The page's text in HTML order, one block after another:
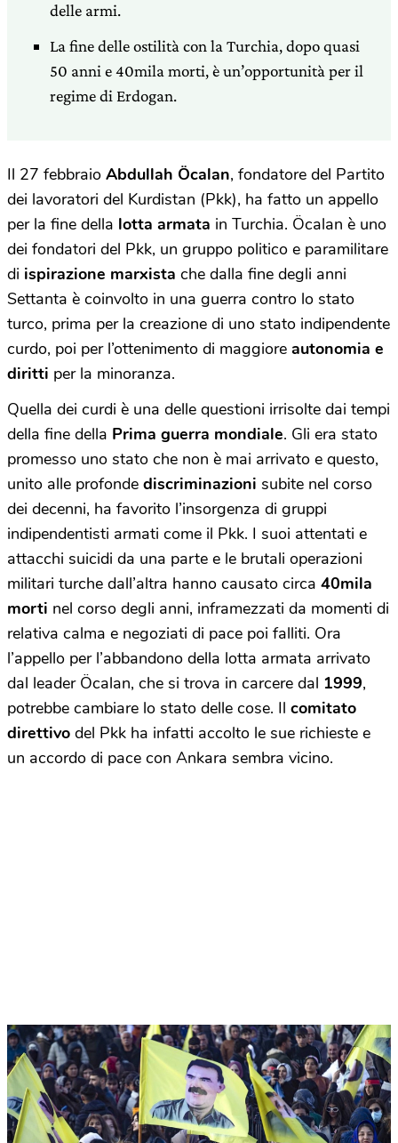
delle armi.
La fine delle ostilità con la Turchia, dopo quasi
50 anni e 40mila morti, è un’opportunità per il
regime di Erdogan.
Il 27 febbraio Abdullah Öcalan, fondatore del Partito
dei lavoratori del Kurdistan (Pkk), ha fatto un appello
per la fine della lotta armata in Turchia. Öcalan è uno
dei fondatori del Pkk, un gruppo politico e paramilitare
di ispirazione marxista che dalla fine degli anni
Settanta è coinvolto in una guerra contro lo stato
turco, prima per la creazione di uno stato indipendente
curdo, poi per l’ottenimento di maggiore autonomia e
diritti per la minoranza.
Quella dei curdi è una delle questioni irrisolte dai tempi
della fine della Prima guerra mondiale. Gli era stato
promesso uno stato che non è mai arrivato e questo,
unito alle profonde discriminazioni subite nel corso
dei decenni, ha favorito l’insorgenza di gruppi
indipendentisti armati come il Pkk. I suoi attentati e
attacchi suicidi da una parte e le brutali operazioni
militari turche dall’altra hanno causato circa 40mila
morti nel corso degli anni, inframezzati da momenti di
relativa calma e negoziati di pace poi falliti. Ora
l’appello per l’abbandono della lotta armata arrivato
dal leader Öcalan, che si trova in carcere dal 1999,
potrebbe cambiare lo stato delle cose. Il comitato
direttivo del Pkk ha infatti accolto le sue richieste e
un accordo di pace con Ankara sembra vicino.